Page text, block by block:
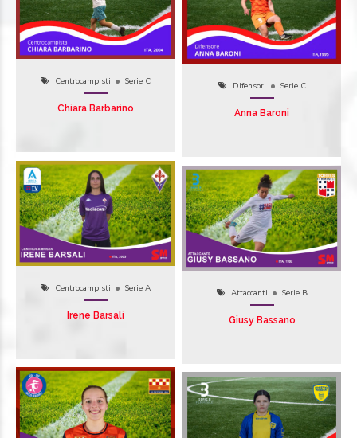
Centrocampisti Serie C
Chiara Barbarino
Difensori Serie C
Anna Baroni
Centrocampisti Serie A
Irene Barsali
Attaccanti Serie B
Giusy Bassano